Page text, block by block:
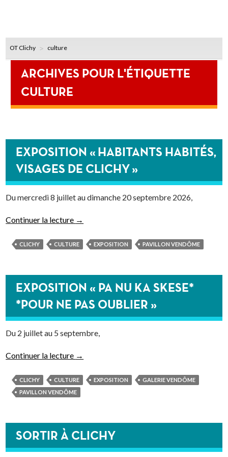
OT Clichy culture
ARCHIVES POUR L'ÉTIQUETTE
CULTURE
EXPOSITION « HABITANTS HABITÉS,
VISAGES DE CLICHY »
Du mercredi 8 juillet au dimanche 20 septembre 2026,
Continuer la lecture →
CLICHY CULTURE EXPOSITION PAVILLON VENDÔME
EXPOSITION « PA NU KA SKESE*
*POUR NE PAS OUBLIER »
Du 2 juillet au 5 septembre,
Continuer la lecture →
CLICHY CULTURE EXPOSITION
GALERIE VENDÔME
PAVILLON VENDÔME
SORTIR À CLICHY